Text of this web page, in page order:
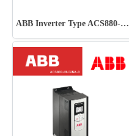
ABB Inverter Type ACS880-01-019A-7